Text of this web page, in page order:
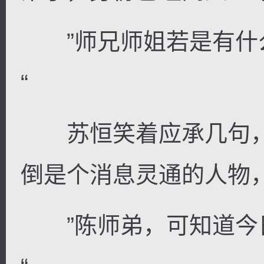
”师兄师姐若是有什
“
苏恒笑着应承几句
倒是个消息灵通的人物
”陈师弟，可知道今